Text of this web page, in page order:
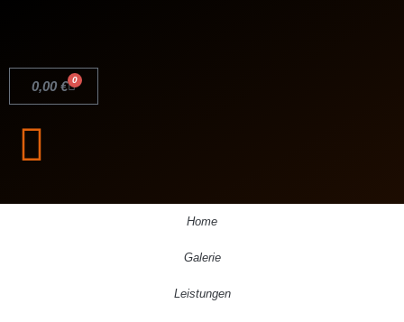
0,00 € 0
Home
Galerie
Leistungen